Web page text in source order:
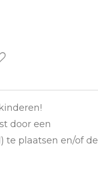
door een
te plaatsen en/of de